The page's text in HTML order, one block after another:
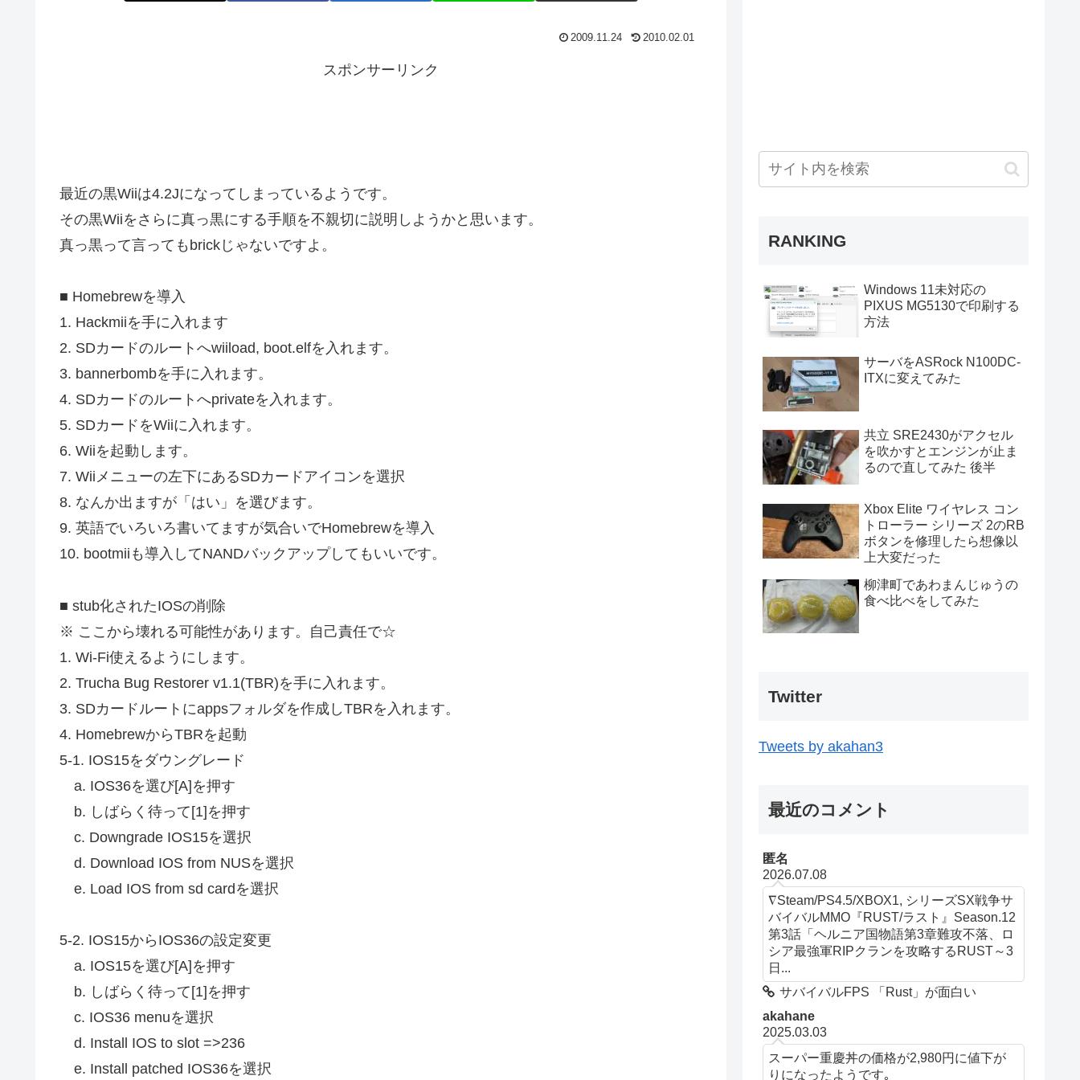
2009.11.24 2010.02.01
スポンサーリンク
最近の黒Wiiは4.2Jになってしまっているようです。
その黒Wiiをさらに真っ黒にする手順を不親切に説明しようかと思います。
真っ黒って言ってもbrickじゃないですよ。
■ Homebrewを導入
1. Hackmiiを手に入れます
2. SDカードのルートへwiiload, boot.elfを入れます。
3. bannerbombを手に入れます。
4. SDカードのルートへprivateを入れます。
5. SDカードをWiiに入れます。
6. Wiiを起動します。
7. Wiiメニューの左下にあるSDカードアイコンを選択
8. なんか出ますが「はい」を選びます。
9. 英語でいろいろ書いてますが気合いでHomebrewを導入
10. bootmiiも導入してNANDバックアップしてもいいです。
■ stub化されたIOSの削除
※ ここから壊れる可能性があります。自己責任で☆
1. Wi-Fi使えるようにします。
2. Trucha Bug Restorer v1.1(TBR)を手に入れます。
3. SDカードルートにappsフォルダを作成しTBRを入れます。
4. HomebrewからTBRを起動
5-1. IOS15をダウングレード
a. IOS36を選び[A]を押す
b. しばらく待って[1]を押す
c. Downgrade IOS15を選択
d. Download IOS from NUSを選択
e. Load IOS from sd cardを選択
5-2. IOS15からIOS36の設定変更
a. IOS15を選び[A]を押す
b. しばらく待って[1]を押す
c. IOS36 menuを選択
d. Install IOS to slot =>236
e. Install patched IOS36を選択
RANKING
Windows 11未対応の
PIXUS MG5130で印刷する
方法
サーバをASRock N100DC-
ITXに変えてみた
共立 SRE2430がアクセル
を吹かすとエンジンが止ま
るので直してみた 後半
Xbox Elite ワイヤレス コン
トローラー シリーズ 2のRB
ボタンを修理したら想像以
上大変だった
柳津町であわまんじゅうの
食べ比べをしてみた
Twitter
Tweets by akahan3
最近のコメント
匿名
2026.07.08
∇Steam/PS4.5/XBOX1, シリーズSX戦争サ
バイバルMMO『RUST/ラスト』Season.12
第3話「ヘルニア国物語第3章難攻不落、ロ
シア最強軍RIPクランを攻略するRUST～3
日...
サバイバルFPS 「Rust」が面白い
akahane
2025.03.03
スーパー重慶丼の価格が2,980円に値下が
りになったようです｡